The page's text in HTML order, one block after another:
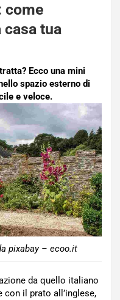
come
tua
Ecco una mini
spazio esterno di
e veloce.
pixabay – ecoo.it
da quello italiano
con il prato all’inglese,